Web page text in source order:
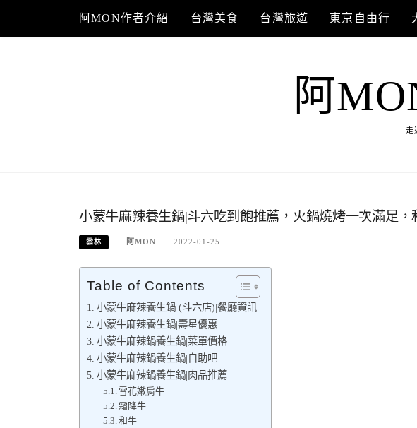
content
阿MON作者介紹 台灣美食 台灣旅遊 東京自由行
阿
走
小蒙牛麻辣養生鍋|斗六吃到飽推薦，火鍋燒烤一次滿足，
雲林 阿MON 2022-01-25
Table of Contents
小蒙牛麻辣養生鍋 (斗六店)|餐廳資訊
小蒙牛麻辣養生鍋|壽星優惠
小蒙牛麻辣鍋養生鍋|菜單價格
小蒙牛麻辣鍋養生鍋|自助吧
小蒙牛麻辣鍋養生鍋|肉品推薦
雪花嫩肩牛
霜降牛
和牛